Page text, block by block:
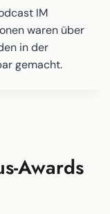
IM
waren über
in der
gemacht.
Awards